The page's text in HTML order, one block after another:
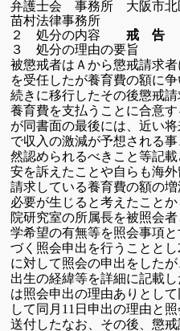
弁護士会事務所 大阪市北
苗村法律事務所
２ 処分の内容戒 告
３ 処分の理由の要旨
被懲戒者はＡから懲戒請求
を受任したが養育費の額に
続きに移行したその後懲戒
養育費を支払うことに合意
が同書面の最後には、近い
で収入の激減が予想される
然認められるべきこと等記
安を訴えたことや自らも海
請求している養育費の額の
必要が生じると考えたこと
院研究室の所属長を被照会
学希望の有無等を照会事項
づく照会申出を行うこととし
に対して照会の申出をした
出生の経緯等を詳細に記載し
は照会申出の理由ありとして
して同月 11 日申出の理由と
送付したなお、その後、懲